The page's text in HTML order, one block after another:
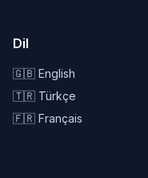
Dil
🇬🇧 English
🇹🇷 Türkçe
🇫🇷 Français